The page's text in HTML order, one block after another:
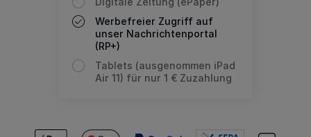
Werbefreier Zugriff auf
unser Nachrichtenportal
(RP+)
Tablets (ausgenommen iPad
Air 11) für nur 1 € Zuzahlung